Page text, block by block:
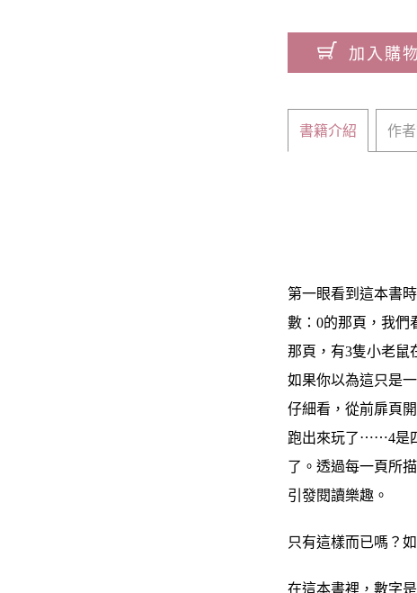
加入購
書籍介紹 作
第一眼看到這本書
數：0的那頁，我們
那頁，有3隻小老
如果你以為這只是
仔細看，從前扉頁
跑出來玩了⋯⋯4是
了。透過每一頁所
引發閱讀樂趣。
只有這樣而已嗎？
在這本書裡，數字